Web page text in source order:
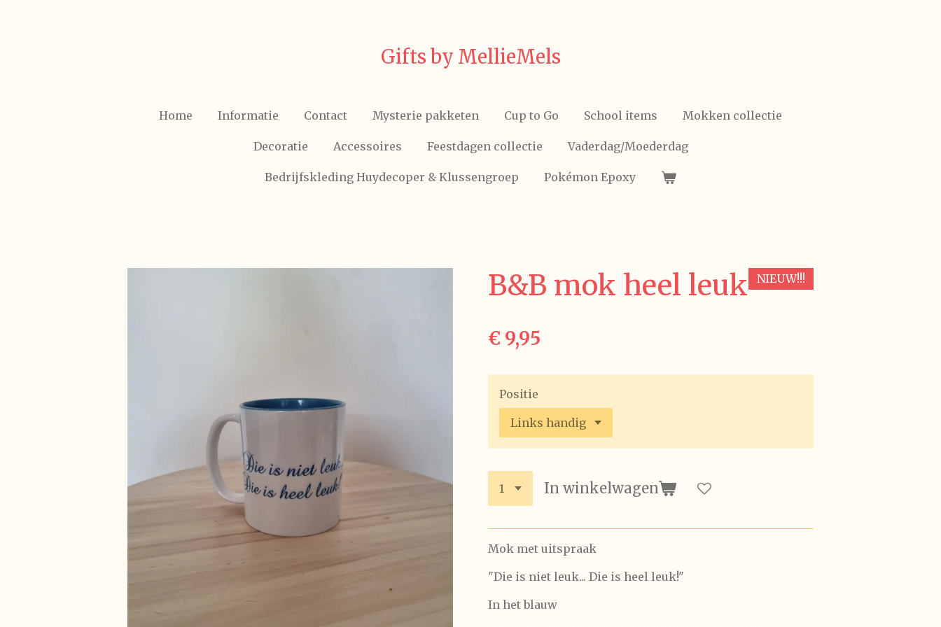
Gifts by MellieMels
Home Informatie Contact Mysterie pakketen Cup to Go School items Mokken collectie
Decoratie Accessoires Feestdagen collectie Vaderdag/Moederdag
Bedrijfskleding Huydecoper & Klussengroep Pokémon Epoxy
B&B mok heel leuk NIEUW!!!
€ 9,95
Positie
In winkelwagen
Mok met uitspraak
"Die is niet leuk... Die is heel leuk!"
In het blauw